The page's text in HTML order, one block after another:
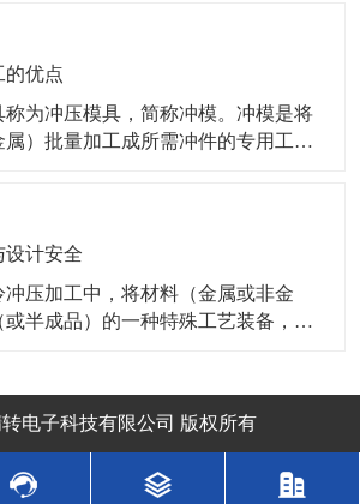
轧为主）的金属板带材料，例如碳
簧钢板、镀锌板、镀锡板、不锈钢
的优点
为冲压模具，简称冲模。冲模是将
）批量加工成所需冲件的专用工
压工艺与模具、冲压设备和冲压材
要素，只有它们相互结合才能得出
设计安全
压加工中，将材料（金属或非金
或半成品）的一种特殊工艺装备，称
冲压模具是冲压生产必不可少的工艺
电子科技有限公司 版权所有